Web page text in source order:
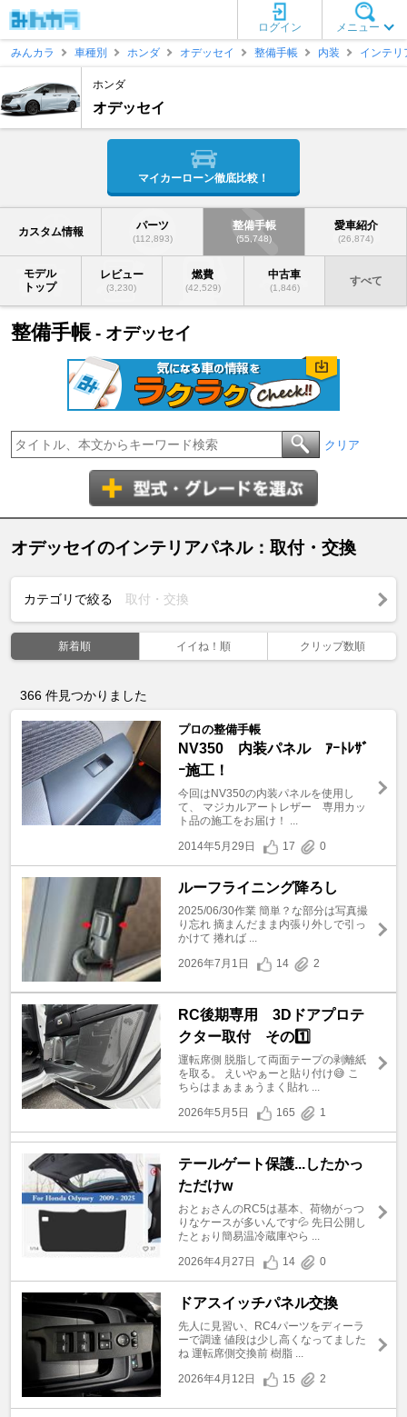
メニュー
ログイン
みんカラ
車種別 ホンダ オデッセイ 整備手帳 内装 インテリ
ホンダ
オデッセイ
マイカーローン徹底比較！
カスタム情報 パーツ
(112,893)
整備手帳
(55,748)
愛車紹介
(26,874)
モデル
トップ
レビュー
(3,230)
燃費
(42,529)
中古車
(1,846)
すべて
整備手帳 - オデッセイ
クリア
オデッセイのインテリアパネル：取付・交換
カテゴリで絞る 取付・交換
新着順 イイね！順 クリップ数順
366 件見つかりました
プロの整備手帳
NV350 内装パネル ｱｰﾄﾚｻﾞ
ｰ施工！
今回はNV350の内装パネルを使用し
て、 マジカルアートレザー 専用カッ
ト品の施工をお届け！ ...
2014年5月29日
17 0
ルーフライニング降ろし
2025/06/30作業 簡単？な部分は写真撮
り忘れ 摘まんだまま内張り外しで引っ
かけて 捲れば ...
2026年7月1日
14 2
RC後期専用 3Dドアプロテ
クター取付 その1️⃣
運転席側 脱脂して両面テープの剥離紙
を取る。 えいやぁーと貼り付け😅 こ
ちらはまぁまぁうまく貼れ ...
2026年5月5日
165 1
テールゲート保護...したかっ
ただけw
おとぉさんのRC5は基本、荷物がっつ
りなケースが多いんです💦 先日公開し
たとぉり簡易温冷蔵庫やら ...
2026年4月27日
14 0
ドアスイッチパネル交換
先人に見習い、RC4パーツをディーラ
ーで調達 値段は少し高くなってました
ね 運転席側交換前 樹脂 ...
2026年4月12日
15 2